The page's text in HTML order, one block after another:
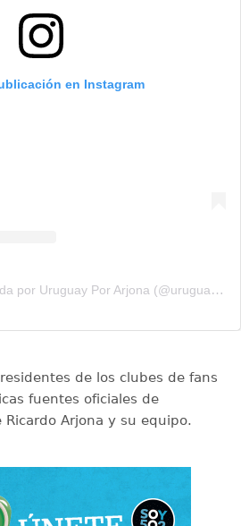
en Instagram
Una publicación compartida por Uruguay Por Arjona (@uruguay_por_arjona)
de los clubes de fans
fuentes oficiales de
Arjona y su equipo.